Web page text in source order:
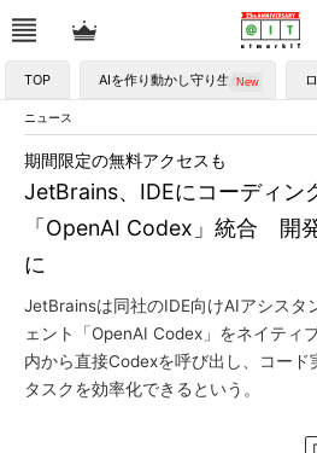
TOP AIを作り動かし守り生かす
ニュース
JetBrains、IDEにコーディン
「OpenAI Codex」統合 開
に
期間限定の無料アクセスも
JetBrainsは同社のIDE向けAIアシスタ
ェント「OpenAI Codex」をネイティ
内から直接Codexを呼び出し、コード
タスクを効率化できるという。